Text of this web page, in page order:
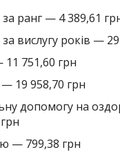
ранг — 4 389,61
вислугу років —
751,60 грн
— 19 958,70 грн
допомогу на
— 799,38 грн